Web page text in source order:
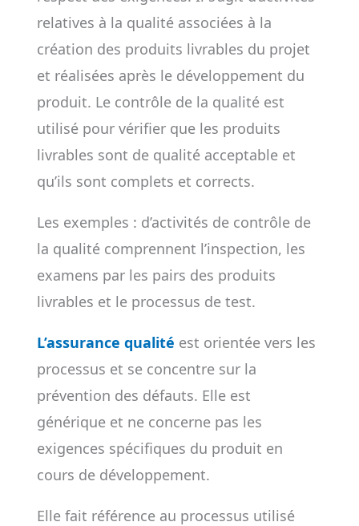
relatives à la qualité associées à la
création des produits livrables du projet
et réalisées après le développement du
produit. Le contrôle de la qualité est
utilisé pour vérifier que les produits
livrables sont de qualité acceptable et
qu’ils sont complets et corrects.
Les exemples : d’activités de contrôle de
la qualité comprennent l’inspection, les
examens par les pairs des produits
livrables et le processus de test.
L’assurance qualité est orientée vers les
processus et se concentre sur la
prévention des défauts. Elle est
générique et ne concerne pas les
exigences spécifiques du produit en
cours de développement.
Elle fait référence au processus utilisé